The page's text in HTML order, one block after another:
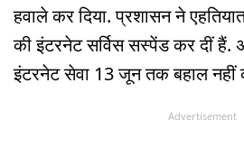
हवाले कर दिया. प्रशासन ने
की इंटरनेट सर्विस सस्पेंड कर दीं हैं.
इंटरनेट सेवा 13 जून तक बहाल नहीं
Advertisement